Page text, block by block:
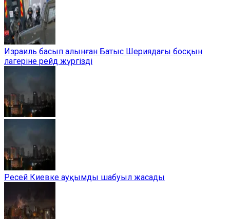
Израиль басып алынған Батыс Шериядағы босқын
лагеріне рейд жүргізді
Ресей Киевке ауқымды шабуыл жасады